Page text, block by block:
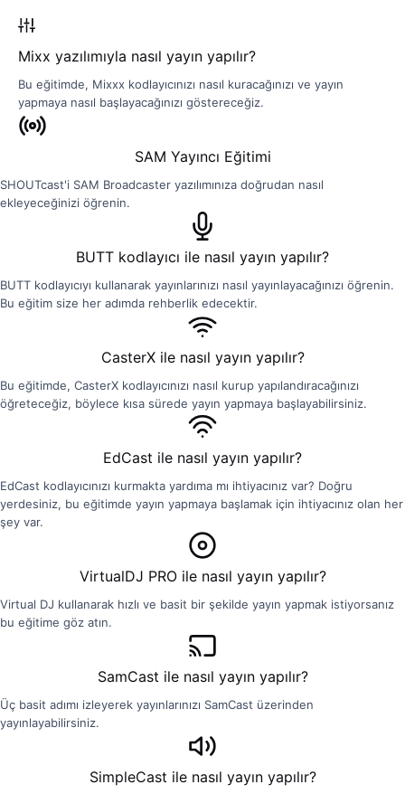
Mixx yazılımıyla nasıl yayın yapılır?
Bu eğitimde, Mixxx kodlayıcınızı nasıl kuracağınızı ve yayın
yapmaya nasıl başlayacağınızı göstereceğiz.
SAM Yayıncı Eğitimi
SHOUTcast'i SAM Broadcaster yazılımınıza doğrudan nasıl
ekleyeceğinizi öğrenin.
BUTT kodlayıcı ile nasıl yayın yapılır?
BUTT kodlayıcıyı kullanarak yayınlarınızı nasıl yayınlayacağınızı öğrenin.
Bu eğitim size her adımda rehberlik edecektir.
CasterX ile nasıl yayın yapılır?
Bu eğitimde, CasterX kodlayıcınızı nasıl kurup yapılandıracağınızı
öğreteceğiz, böylece kısa sürede yayın yapmaya başlayabilirsiniz.
EdCast ile nasıl yayın yapılır?
EdCast kodlayıcınızı kurmakta yardıma mı ihtiyacınız var? Doğru
yerdesiniz, bu eğitimde yayın yapmaya başlamak için ihtiyacınız olan her
şey var.
VirtualDJ PRO ile nasıl yayın yapılır?
Virtual DJ kullanarak hızlı ve basit bir şekilde yayın yapmak istiyorsanız
bu eğitime göz atın.
SamCast ile nasıl yayın yapılır?
Üç basit adımı izleyerek yayınlarınızı SamCast üzerinden
yayınlayabilirsiniz.
SimpleCast ile nasıl yayın yapılır?